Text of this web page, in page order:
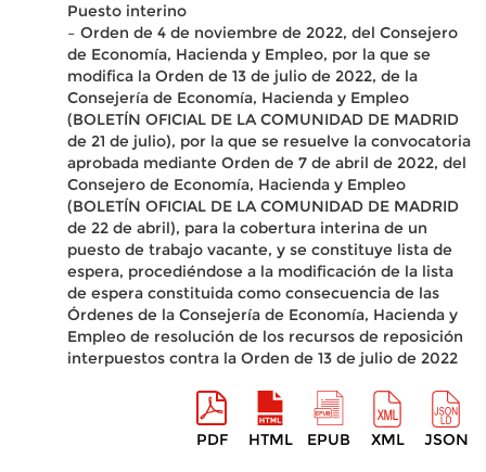
Puesto interino
– Orden de 4 de noviembre de 2022, del Consejero
de Economía, Hacienda y Empleo, por la que se
modifica la Orden de 13 de julio de 2022, de la
Consejería de Economía, Hacienda y Empleo
(BOLETÍN OFICIAL DE LA COMUNIDAD DE MADRID
de 21 de julio), por la que se resuelve la convocatoria
aprobada mediante Orden de 7 de abril de 2022, del
Consejero de Economía, Hacienda y Empleo
(BOLETÍN OFICIAL DE LA COMUNIDAD DE MADRID
de 22 de abril), para la cobertura interina de un
puesto de trabajo vacante, y se constituye lista de
espera, procediéndose a la modificación de la lista
de espera constituida como consecuencia de las
Órdenes de la Consejería de Economía, Hacienda y
Empleo de resolución de los recursos de reposición
interpuestos contra la Orden de 13 de julio de 2022
PDF HTML EPUB XML JSON